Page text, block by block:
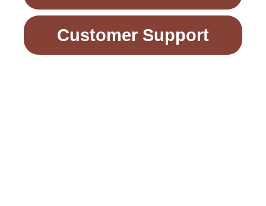
Customer Support